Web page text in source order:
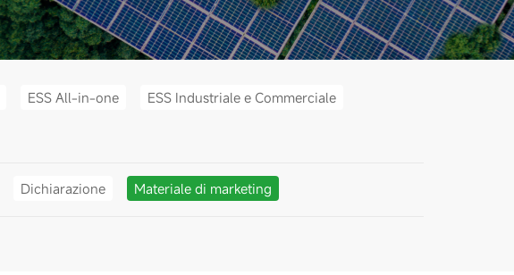
ESS All-in-one ESS Industriale e Commerciale
Dichiarazione Materiale di marketing